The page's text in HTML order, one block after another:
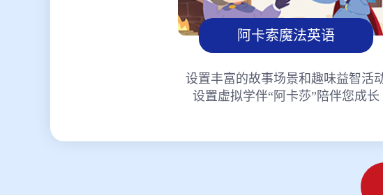
阿卡索魔法英语
设置丰富的故事场景和趣味益智活
设置虚拟学伴“阿卡莎”陪伴您成长